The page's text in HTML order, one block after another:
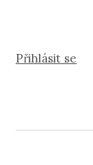
Přihlásit se